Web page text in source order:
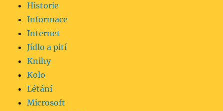
Historie
Informace
Internet
Jídlo a pití
Knihy
Kolo
Létání
Microsoft